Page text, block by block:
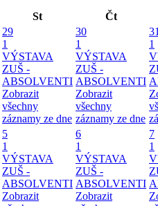
St
Čt
29
1
VÝSTAVA
ZUŠ -
ABSOLVENTI
Zobrazit
všechny
záznamy ze dne
30
1
VÝSTAVA
ZUŠ -
ABSOLVENTI
Zobrazit
všechny
záznamy ze dne
1
5
1
VÝSTAVA
ZUŠ -
ABSOLVENTI
Zobrazit
6
1
VÝSTAVA
ZUŠ -
ABSOLVENTI
Zobrazit
7
1